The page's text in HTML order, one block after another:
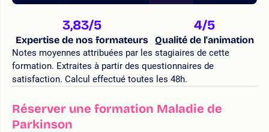
3,83/5
Expertise de nos formateurs
4/5
Qualité de l'animation
Notes moyennes attribuées par les stagiaires de cette
formation. Extraites à partir des questionnaires de
satisfaction. Calcul effectué toutes les 48h.
Réserver une formation Maladie de
Parkinson